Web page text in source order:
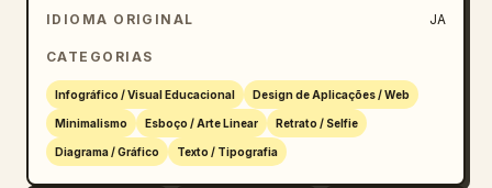
IDIOMA ORIGINAL JA
CATEGORIAS
Infográfico / Visual Educacional Design de Aplicações / Web
Minimalismo Esboço / Arte Linear Retrato / Selfie
Diagrama / Gráfico Texto / Tipografia